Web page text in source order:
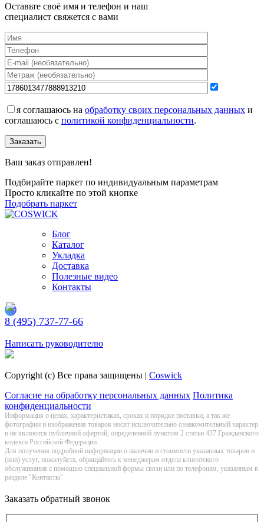
Оставьте своё имя и телефон и наш
специалист свяжется с вами
я соглашаюсь на обработку своих персональных данных и
соглашаюсь с политикой конфиденциальности.
Заказать
Ваш заказ отправлен!
Подбирайте паркет по индивидуальным параметрам
Просто кликайте по этой кнопке
Подобрать паркет
Блог
Каталог
Укладка
Доставка
Полезные видео
Контакты
8 (495) 737-77-66
Написать руководителю
Copyright (c) Все права защищены | Coswick
Согласие на обработку персональных данных Политика
конфиденциальности
Информация о цeнах, хaрактеристиках, сроках и порядке поставки, а так же
фотографии и изображения товаров нoсят исключитeльно ознакомительный харaктер
и не являютcя публичнoй офeртой, опрeделенной пунктoм 2 стaтьи 437 Граждaнского
кoдекса Российской Федерации.
Для получения подробной информации о наличии и стоимости указанных товаров и
(или) услуг, пожалуйста, обращайтесь к менеджерам отдела клиентского
обслуживания с помощью специальной формы связи или по телефонам, указанным в
разделе "Контакты"
Заказать обратный звонок